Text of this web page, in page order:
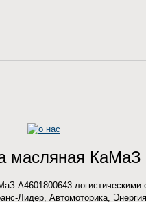
масляная КаМаЗ
A4601800643 логистическими
Лидер, Автомоторика,